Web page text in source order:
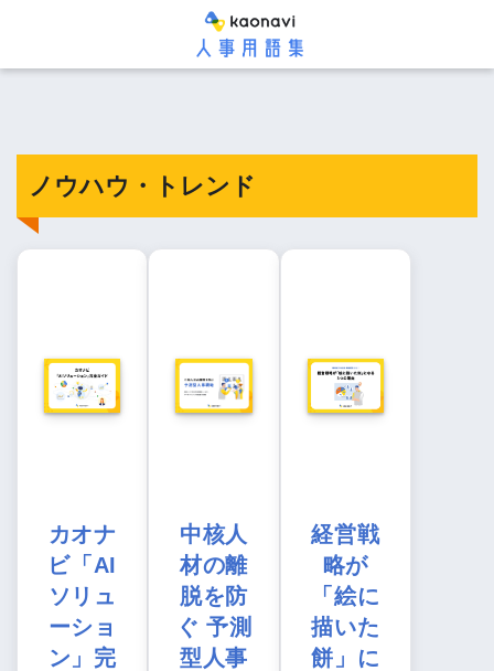
ノウハウ・トレンド
カオナ
ビ「AI
ソリュ
ーショ
ン」完
中核人
材の離
脱を防
ぐ 予測
型人事
経営戦
略が
「絵に
描いた
餅」に